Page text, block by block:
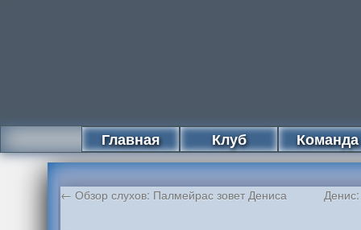
Главная Клуб Команда
← Обзор слухов: Палмейрас зовет Дениса